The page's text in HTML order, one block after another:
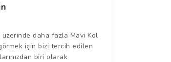
üzerinde daha fazla Mavi Kol
için bizi tercih edilen
biri olarak